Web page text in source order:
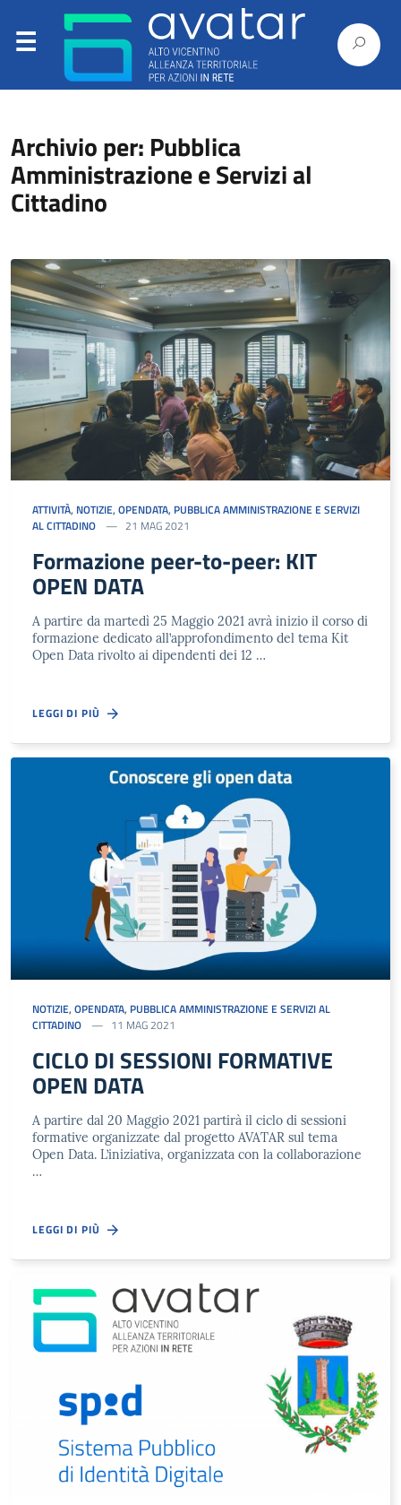
Archivio per: Pubblica
Amministrazione e Servizi al
Cittadino
ATTIVITÀ, NOTIZIE, OPENDATA, PUBBLICA AMMINISTRAZIONE E SERVIZI
AL CITTADINO
21 MAG 2021
Formazione peer-to-peer: KIT
OPEN DATA
A partire da martedì 25 Maggio 2021 avrà inizio il corso di
formazione dedicato all’approfondimento del tema Kit
Open Data rivolto ai dipendenti dei 12 …
LEGGI DI PIÙ
NOTIZIE, OPENDATA, PUBBLICA AMMINISTRAZIONE E SERVIZI AL
CITTADINO
11 MAG 2021
CICLO DI SESSIONI FORMATIVE
OPEN DATA
A partire dal 20 Maggio 2021 partirà il ciclo di sessioni
formative organizzate dal progetto AVATAR sul tema
Open Data. L’iniziativa, organizzata con la collaborazione
…
LEGGI DI PIÙ